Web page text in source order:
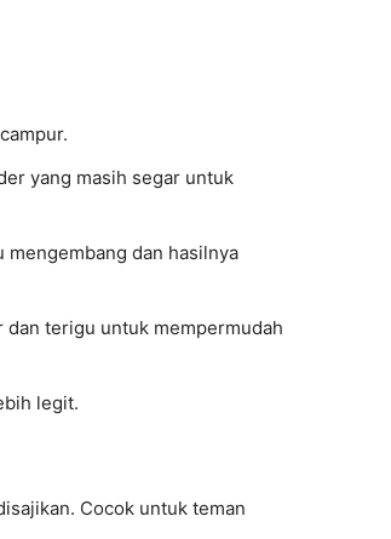
yang masih segar untuk
dan hasilnya
dan terigu untuk mempermudah
legit.
Cocok untuk teman